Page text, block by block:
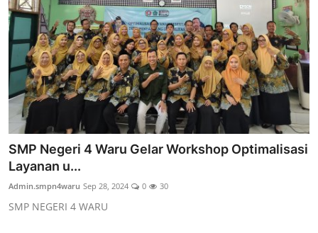
SMP Negeri 4 Waru Gelar Workshop Optimalisasi
Layanan u...
Admin.smpn4waru Sep 28, 2024 0 30
SMP NEGERI 4 WARU